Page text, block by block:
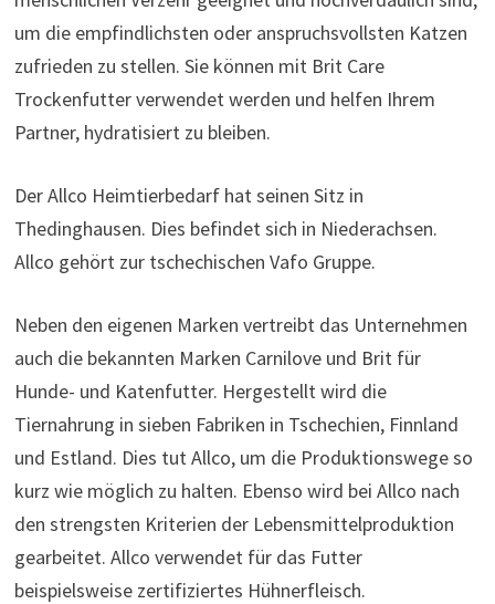
um die empfindlichsten oder anspruchsvollsten Katzen
zufrieden zu stellen. Sie können mit Brit Care
Trockenfutter verwendet werden und helfen Ihrem
Partner, hydratisiert zu bleiben.
Der Allco Heimtierbedarf hat seinen Sitz in
Thedinghausen. Dies befindet sich in Niederachsen.
Allco gehört zur tschechischen Vafo Gruppe.
Neben den eigenen Marken vertreibt das Unternehmen
auch die bekannten Marken Carnilove und Brit für
Hunde- und Katenfutter. Hergestellt wird die
Tiernahrung in sieben Fabriken in Tschechien, Finnland
und Estland. Dies tut Allco, um die Produktionswege so
kurz wie möglich zu halten. Ebenso wird bei Allco nach
den strengsten Kriterien der Lebensmittelproduktion
gearbeitet. Allco verwendet für das Futter
beispielsweise zertifiziertes Hühnerfleisch.